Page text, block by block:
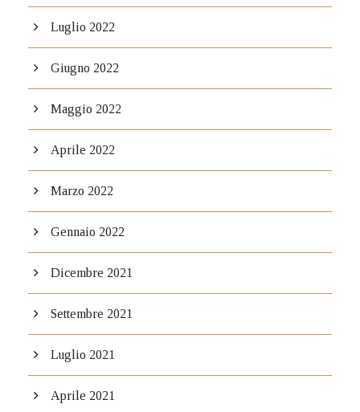
Luglio 2022
Giugno 2022
Maggio 2022
Aprile 2022
Marzo 2022
Gennaio 2022
Dicembre 2021
Settembre 2021
Luglio 2021
Aprile 2021